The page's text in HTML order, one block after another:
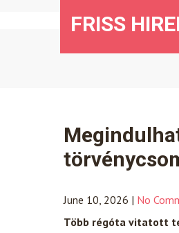
FRISS
June 10, 2026 | No
Több régóta vitatott